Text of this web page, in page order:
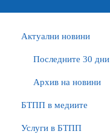
Актуални новини
Последните 30 дни
Архив на новини
БTПП в медиите
Услуги в БТПП